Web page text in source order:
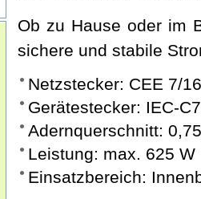
Ob zu Hause oder im
sichere und stabile
Netzstecker: CEE 7/
Gerätestecker: IEC-
Adernquerschnitt:
Leistung: max. 625 W
Einsatzbereich: